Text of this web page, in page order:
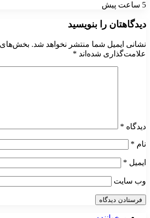
5 ساعت پیش
دیدگاهتان را بنویسید
نشانی ایمیل شما منتشر نخواهد شد. بخش‌های
علامت‌گذاری شده‌اند *
دیدگاه *
نام *
ایمیل *
وب‌ سایت